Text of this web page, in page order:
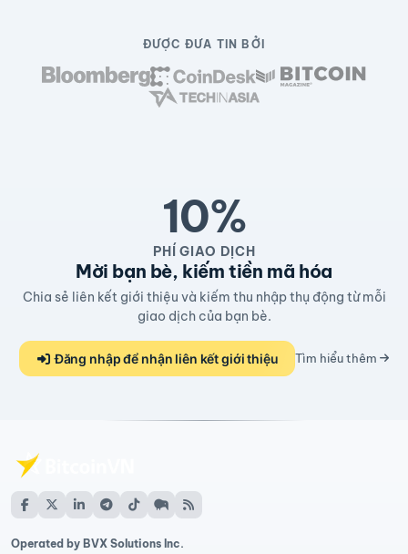
ĐƯỢC ĐƯA TIN BỞI
10%
PHÍ GIAO DỊCH
Mời bạn bè, kiếm tiền mã hóa
Chia sẻ liên kết giới thiệu và kiếm thu nhập thụ động từ mỗi
giao dịch của bạn bè.
Đăng nhập để nhận liên kết giới thiệu Tìm hiểu thêm
Operated by BVX Solutions Inc.